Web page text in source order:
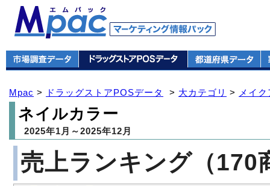
Mpac > ドラッグストアPOSデータ > 大カテゴリ > メイ
ネイルカラー
2025年1月～2025年12月
売上ランキング（170